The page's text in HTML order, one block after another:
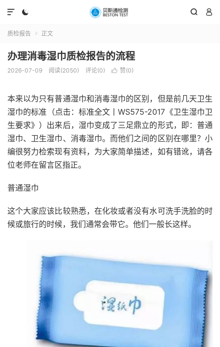
  

质检报告  正文
办理消毒湿巾质检报告的流程
2026-07-09 阅读(2050) 评论(0)  赞(0)
本来以为只有普通湿巾和消毒湿巾的区别，但是前几天卫生
湿巾的标准（点击：标准全文丨WS575-2017《卫生湿巾卫
生要求》）出来后，湿巾变成了三足鼎立的形式，即：普通
湿巾、卫生湿巾、消毒湿巾。而他们之间的区别在哪里？小
编很努力检索现有资料，为大家简单描述，如有错讹，请各
位老师在留言区指正。
普通湿巾
这个大家应该比较熟悉，在化妆或者没有水可洗手洗脸的时
候或旅行的时候，我们通常会带它。他们一般长这样。